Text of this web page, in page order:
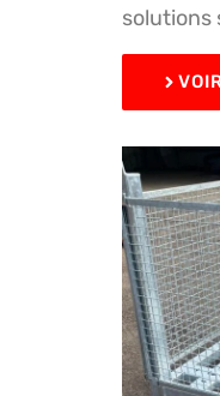
solutions